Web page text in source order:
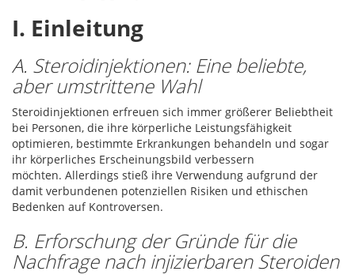
I. Einleitung
A. Steroidinjektionen: Eine beliebte,
aber umstrittene Wahl
Steroidinjektionen erfreuen sich immer größerer Beliebtheit
bei Personen, die ihre körperliche Leistungsfähigkeit
optimieren, bestimmte Erkrankungen behandeln und sogar
ihr körperliches Erscheinungsbild verbessern
möchten. Allerdings stieß ihre Verwendung aufgrund der
damit verbundenen potenziellen Risiken und ethischen
Bedenken auf Kontroversen.
B. Erforschung der Gründe für die
Nachfrage nach injizierbaren Steroiden